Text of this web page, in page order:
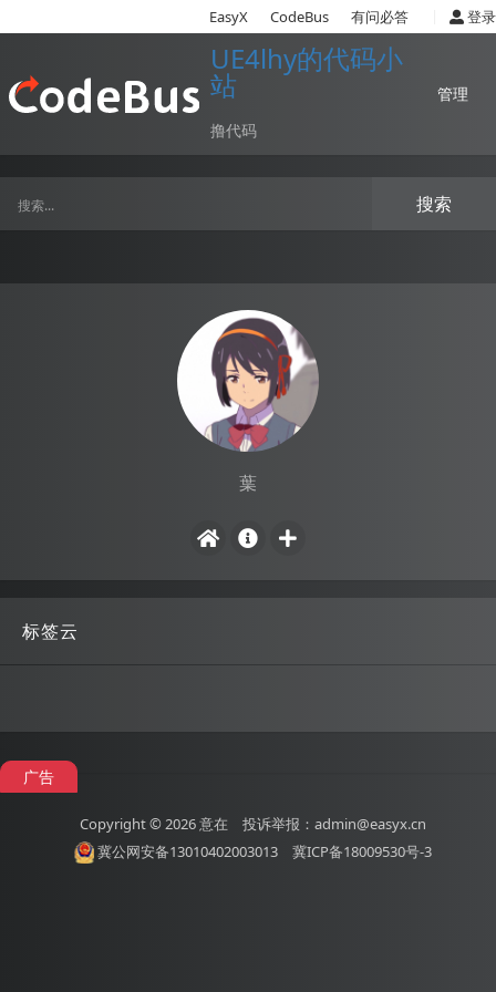
EasyX CodeBus 有问必答 登录
UE4lhy的代码小
站
撸代码
管理
葉
搜索
标签云
广告
Copyright © 2026意在 投诉举报：admin@easyx.cn
冀公网安备13010402003013
冀ICP备18009530号-3